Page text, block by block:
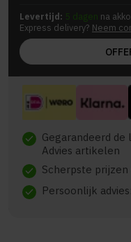
Levertijd: 5 dagen na
Express delivery? Neem
check Gegarandeerd
Advies artikelen
check Scherpste
check Persoonlijk